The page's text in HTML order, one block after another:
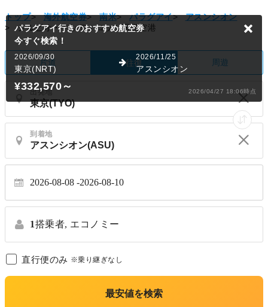
トップ> 海外航空券> 南米> パラグアイ>
アスンシオン
>
シルビオ・ペッティロッシ国際空港
片道 往復 周遊
出発地
到着地
2026-08-08 2026-08-10
1搭乗者, エコノミー
直行便のみ ※乗り継ぎなし
最安値を検索
パラグアイ行きのおすすめ航空券
今すぐ検索！
2026/09/30
東京(NRT)
2026/11/25
アスンシオン
¥332,570～ 2026/04/27 18:06時点